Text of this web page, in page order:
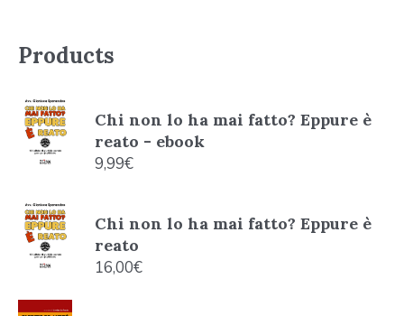
Products
Chi non lo ha mai fatto? Eppure è
reato - ebook
9,99€
Chi non lo ha mai fatto? Eppure è
reato
16,00€